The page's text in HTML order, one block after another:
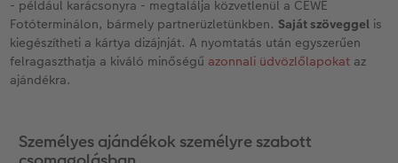
- például karácsonyra - megtalálja közvetlenül a CEWE
Fotóterminálon, bármely partnerüzletünkben. Saját szöveggel is
kiegészítheti a kártya dizájnját. A nyomtatás után egyszerűen
felragaszthatja a kiváló minőségű azonnali üdvözlőlapokat az
ajándékra.
Személyes ajándékok személyre szabott